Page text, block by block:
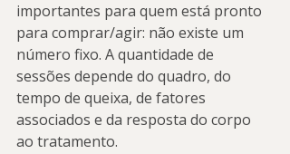
importantes para quem está pronto
para comprar/agir: não existe um
número fixo. A quantidade de
sessões depende do quadro, do
tempo de queixa, de fatores
associados e da resposta do corpo
ao tratamento.